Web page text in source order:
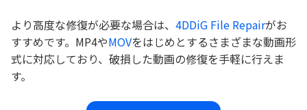
より高度な修復が必要な場合は、 4DDiG File Repairがお
すすめです。MP4やMOVをはじめとするさまざまな動画形
式に対応しており、破損した動画の修復を手軽に行えま
す。